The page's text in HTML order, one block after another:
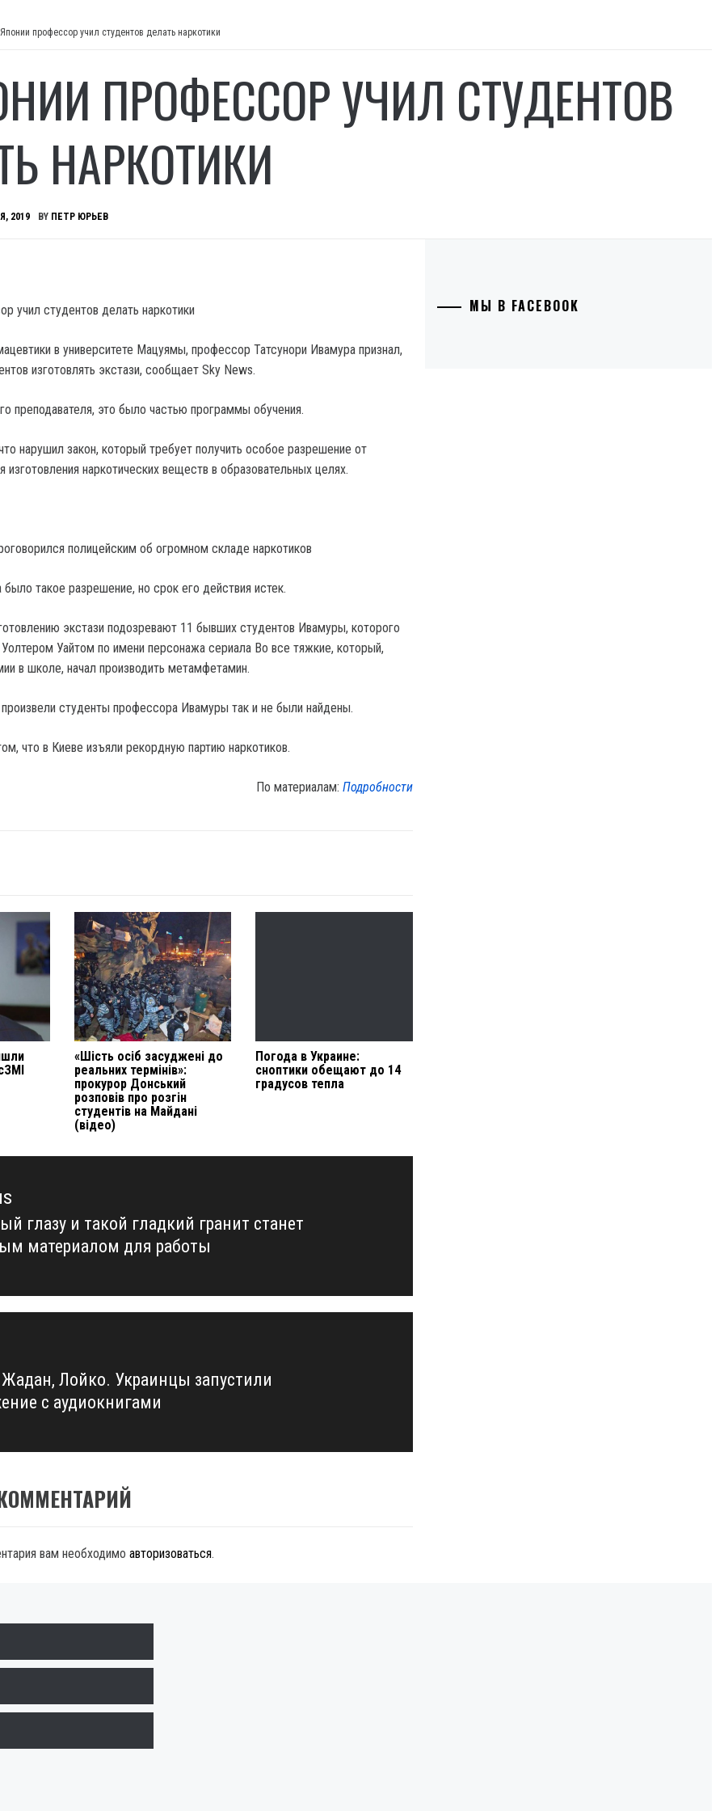
профессор учил студентов делать наркотики
ПРОФЕССОР УЧИЛ СТУДЕНТОВ
НАРКОТИКИ
2019 BY ПЕТР ЮРЬЕВ
в университете Мацуямы, профессор Татсунори Ивамура признал,
изготовлять экстази, сообщает Sky News.
преподавателя, это было частью программы обучения.
нарушил закон, который требует получить особое разрешение от
изготовления наркотических веществ в образовательных целях.
полицейским об огромном складе наркотиков
такое разрешение, но срок его действия истек.
экстази подозревают 11 бывших студентов Ивамуры, которого
Уайтом по имени персонажа сериала Во все тяжкие, который,
в школе, начал производить метамфетамин.
студенты профессора Ивамуры так и не были найдены.
что в Киеве изъяли рекордную партию наркотиков.
По материалам:Подробности
«Шість осіб засуджені до
реальних термінів»:
прокурор Донський
розповів про розгін
студентів на Майдані
(відео)
Погода в Украине:
сноптики обещают до 14
градусов тепла
глазу и такой гладкий гранит станет
материалом для работы
Лойко. Украинцы запустили
с аудиокнигами
вам необходимо авторизоваться.
МЫ В FACEBOOK